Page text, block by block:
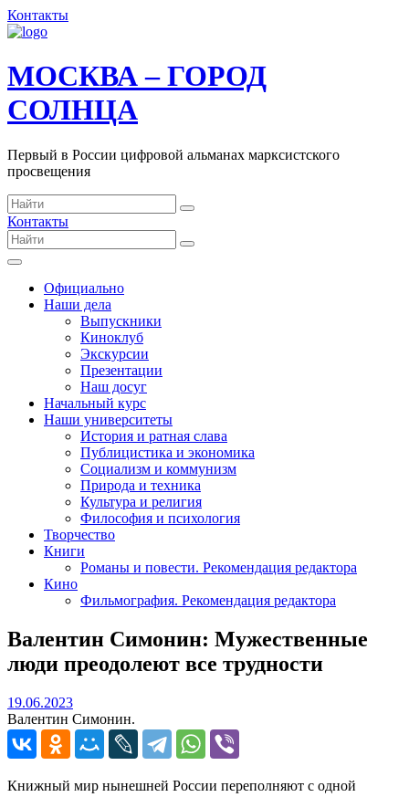
Контакты
МОСКВА – ГОРОД
СОЛНЦА
Первый в России цифровой альманах марксистского
просвещения
Контакты
Официально
Наши дела
Выпускники
Киноклуб
Экскурсии
Презентации
Наш досуг
Начальный курс
Наши университеты
История и ратная слава
Публицистика и экономика
Социализм и коммунизм
Природа и техника
Культура и религия
Философия и психология
Творчество
Книги
Романы и повести. Рекомендация редактора
Кино
Фильмография. Рекомендация редактора
Валентин Симонин: Мужественные
люди преодолеют все трудности
19.06.202319.06.2023
Валентин Симонин.
Книжный мир нынешней России переполняют с одной